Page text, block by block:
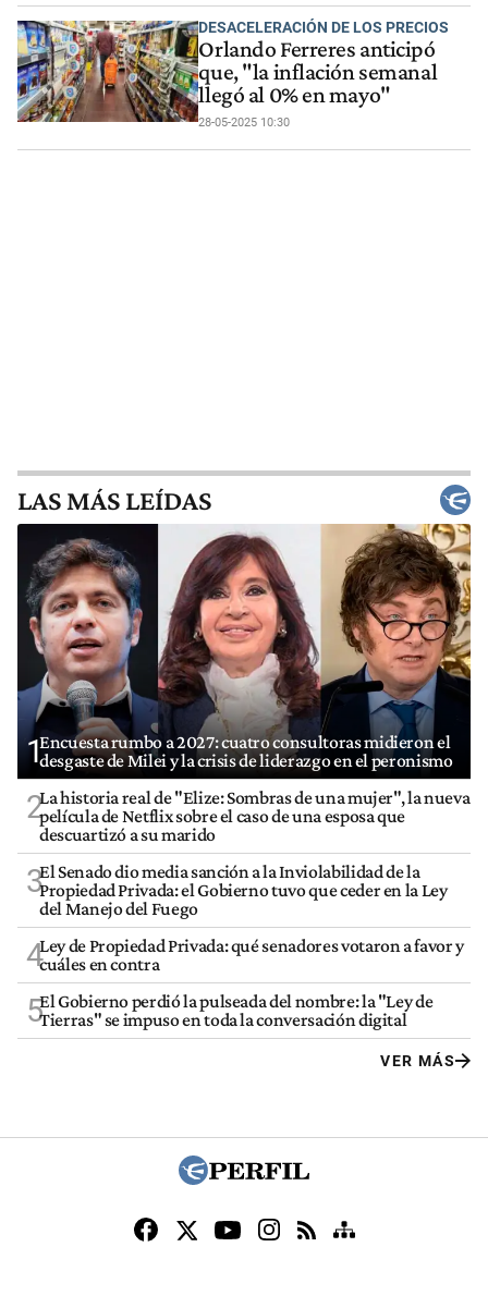
DESACELERACIÓN DE LOS PRECIOS
Orlando Ferreres anticipó
que, "la inflación semanal
llegó al 0% en mayo"
28-05-2025 10:30
LAS MÁS LEÍDAS
1Encuesta rumbo a 2027: cuatro consultoras midieron el
desgaste de Milei y la crisis de liderazgo en el peronismo
2La historia real de "Elize: Sombras de una mujer", la nueva
película de Netflix sobre el caso de una esposa que
descuartizó a su marido
3El Senado dio media sanción a la Inviolabilidad de la
Propiedad Privada: el Gobierno tuvo que ceder en la Ley
del Manejo del Fuego
4Ley de Propiedad Privada: qué senadores votaron a favor y
cuáles en contra
5El Gobierno perdió la pulseada del nombre: la "Ley de
Tierras" se impuso en toda la conversación digital
VER MÁS